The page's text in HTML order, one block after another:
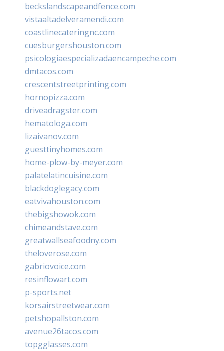
beckslandscapeandfence.com
vistaaltadelveramendi.com
coastlinecateringnc.com
cuesburgershouston.com
psicologiaespecializadaencampeche.com
dmtacos.com
crescentstreetprinting.com
hornopizza.com
driveadragster.com
hematologa.com
lizaivanov.com
guesttinyhomes.com
home-plow-by-meyer.com
palatelatincuisine.com
blackdoglegacy.com
eatvivahouston.com
thebigshowok.com
chimeandstave.com
greatwallseafoodny.com
theloverose.com
gabriovoice.com
resinflowart.com
p-sports.net
korsairstreetwear.com
petshopallston.com
avenue26tacos.com
topgglasses.com